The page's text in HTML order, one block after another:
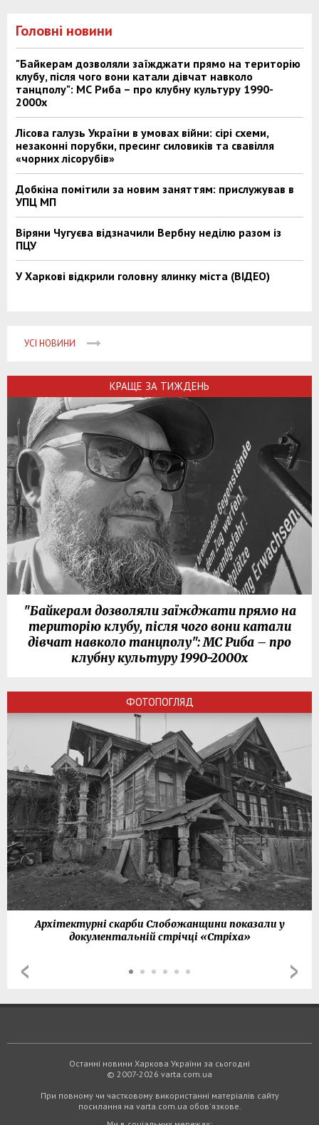
Головні новини
"Байкерам дозволяли заїжджати прямо на територію
клубу, після чого вони катали дівчат навколо
танцполу": МС Риба – про клубну культуру 1990-
2000х
Лісова галузь України в умовах війни: сірі схеми,
незаконні порубки, пресинг силовиків та свавілля
«чорних лісорубів»
Добкіна помітили за новим заняттям: прислужував в
УПЦ МП
Віряни Чугуєва відзначили Вербну неділю разом із
ПЦУ
У Харкові відкрили головну ялинку міста (ВІДЕО)
УСІ НОВИНИ
КРАЩЕ ЗА ТИЖДЕНЬ
"Байкерам дозволяли заїжджати прямо на
територію клубу, після чого вони катали
дівчат навколо танцполу": МС Риба – про
клубну культуру 1990-2000х
ФОТОПОГЛЯД
Архітектурні скарби Слобожанщини показали у
документальній стрічці «Стріха»
Останні новини Харкова України за сьогодні
© 2007-2026 varta.com.ua
При повному чи частковому використанні матеріалів сайту
посилання на varta.com.ua обов'язкове.